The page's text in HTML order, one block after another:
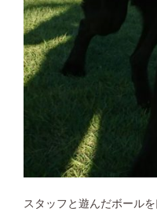
スタッフと遊んだボール